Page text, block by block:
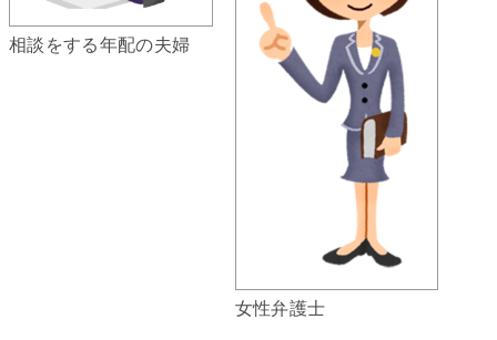
相談をする年配の夫婦
女性弁護士